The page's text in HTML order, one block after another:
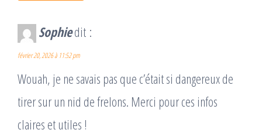
Sophiedit :
février 20, 2026 à 11:52 pm
Wouah, je ne savais pas que c’était si dangereux de
tirer sur un nid de frelons. Merci pour ces infos
claires et utiles !